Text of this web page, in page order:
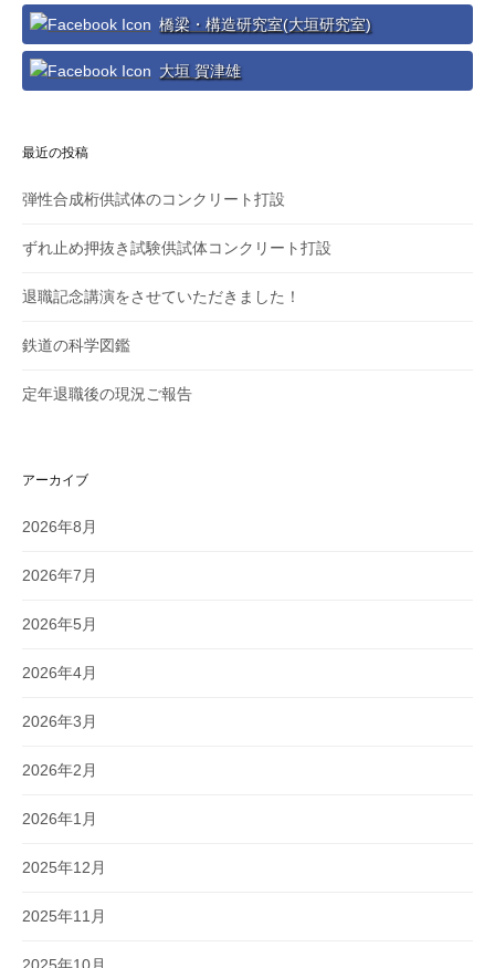
ー
シ
ン
橋梁・構造研究室(大垣研究室)
大垣 賀津雄
最近の投稿
弾性合成桁供試体のコンクリート打設
ずれ止め押抜き試験供試体コンクリート打設
退職記念講演をさせていただきました！
鉄道の科学図鑑
定年退職後の現況ご報告
アーカイブ
2026年8月
2026年7月
2026年5月
2026年4月
2026年3月
2026年2月
2026年1月
2025年12月
2025年11月